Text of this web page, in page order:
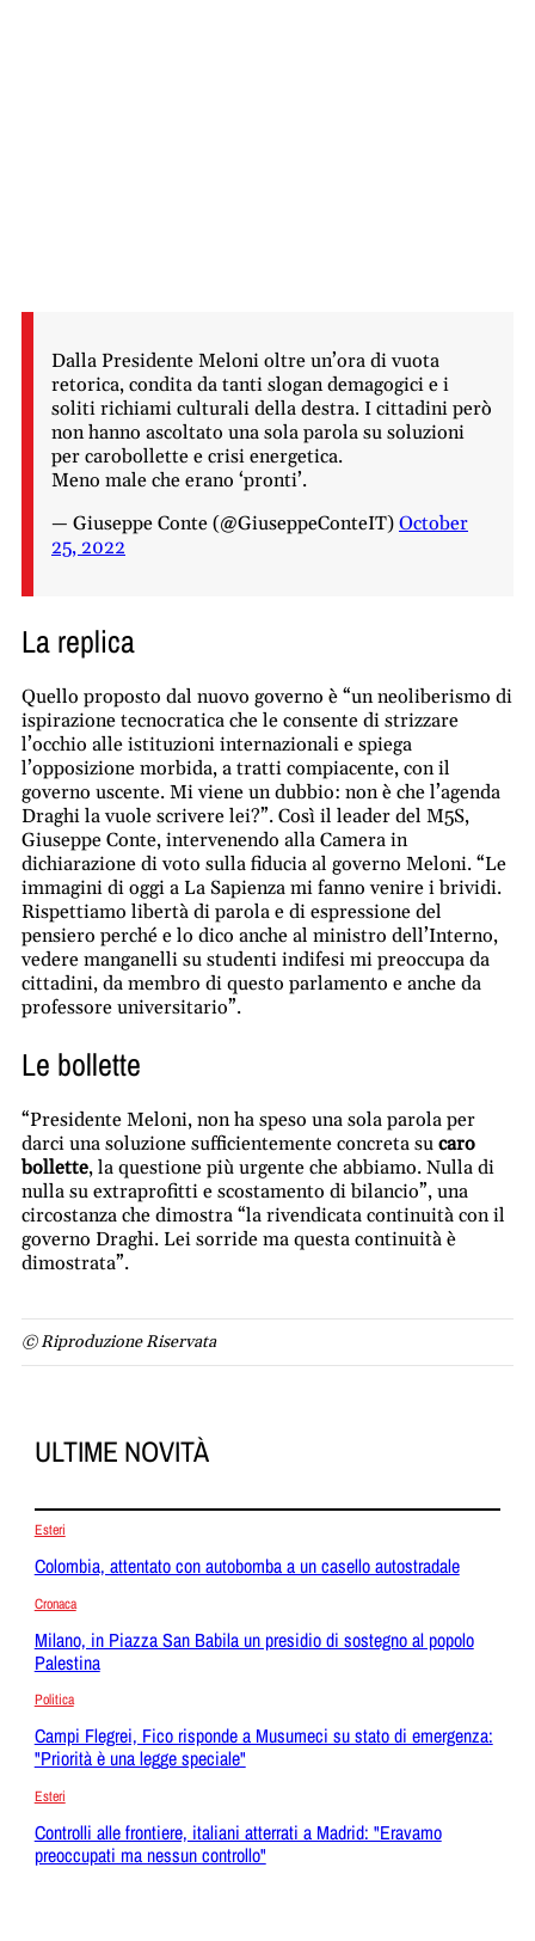
Dalla Presidente Meloni oltre un’ora di vuota
retorica, condita da tanti slogan demagogici e i
soliti richiami culturali della destra. I cittadini però
non hanno ascoltato una sola parola su soluzioni
per carobollette e crisi energetica.
Meno male che erano ‘pronti’.
— Giuseppe Conte (@GiuseppeConteIT) October
25, 2022
La replica
Quello proposto dal nuovo governo è “un neoliberismo di
ispirazione tecnocratica che le consente di strizzare
l’occhio alle istituzioni internazionali e spiega
l’opposizione morbida, a tratti compiacente, con il
governo uscente. Mi viene un dubbio: non è che l’agenda
Draghi la vuole scrivere lei?”. Così il leader del M5S,
Giuseppe Conte, intervenendo alla Camera in
dichiarazione di voto sulla fiducia al governo Meloni. “Le
immagini di oggi a La Sapienza mi fanno venire i brividi.
Rispettiamo libertà di parola e di espressione del
pensiero perché e lo dico anche al ministro dell’Interno,
vedere manganelli su studenti indifesi mi preoccupa da
cittadini, da membro di questo parlamento e anche da
professore universitario”.
Le bollette
“Presidente Meloni, non ha speso una sola parola per
darci una soluzione sufficientemente concreta su caro
bollette, la questione più urgente che abbiamo. Nulla di
nulla su extraprofitti e scostamento di bilancio”, una
circostanza che dimostra “la rivendicata continuità con il
governo Draghi. Lei sorride ma questa continuità è
dimostrata”.
© Riproduzione Riservata
ULTIME NOVITÀ
Esteri
Colombia, attentato con autobomba a un casello autostradale
Cronaca
Milano, in Piazza San Babila un presidio di sostegno al popolo
Palestina
Politica
Campi Flegrei, Fico risponde a Musumeci su stato di emergenza:
"Priorità è una legge speciale"
Esteri
Controlli alle frontiere, italiani atterrati a Madrid: "Eravamo
preoccupati ma nessun controllo"